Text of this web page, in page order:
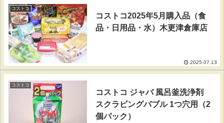
コストコ
コストコ2025年5月購入品（食
品・日用品・水）木更津倉庫店
2025.07.13
コストコ
コストコ ジャバ 風呂釜洗浄剤
スクラビングバブル 1つ穴用（2
個パック）